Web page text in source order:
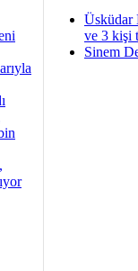
Üsküdar
ve 3 kişi
Sinem